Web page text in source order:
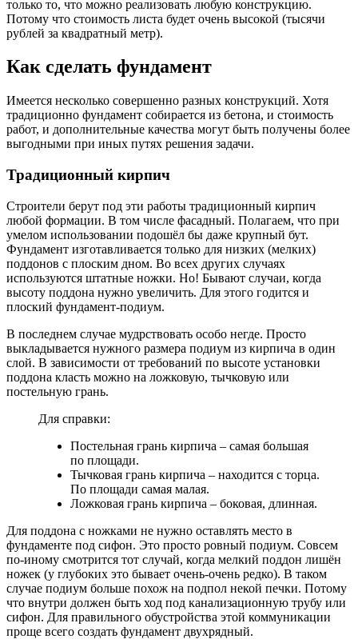
только то, что можно реализовать любую конструкцию.
Потому что стоимость листа будет очень высокой (тысячи
рублей за квадратный метр).
Как сделать фундамент
Имеется несколько совершенно разных конструкций. Хотя
традиционно фундамент собирается из бетона, и стоимость
работ, и дополнительные качества могут быть получены более
выгодными при иных путях решения задачи.
Традиционный кирпич
Строители берут под эти работы традиционный кирпич
любой формации. В том числе фасадный. Полагаем, что при
умелом использовании подошёл бы даже крупный бут.
Фундамент изготавливается только для низких (мелких)
поддонов с плоским дном. Во всех других случаях
используются штатные ножки. Но! Бывают случаи, когда
высоту поддона нужно увеличить. Для этого годится и
плоский фундамент-подиум.
В последнем случае мудрствовать особо негде. Просто
выкладывается нужного размера подиум из кирпича в один
слой. В зависимости от требований по высоте установки
поддона класть можно на ложковую, тычковую или
постельную грань.
Для справки:
Постельная грань кирпича – самая большая
по площади.
Тычковая грань кирпича – находится с торца.
По площади самая малая.
Ложковая грань кирпича – боковая, длинная.
Для поддона с ножками не нужно оставлять место в
фундаменте под сифон. Это просто ровный подиум. Совсем
по-иному смотрится тот случай, когда мелкий поддон лишён
ножек (у глубоких это бывает очень-очень редко). В таком
случае подиум больше похож на подпол некой печки. Потому
что внутри должен быть ход под канализационную трубу или
сифон. Для правильного обустройства этой коммуникации
проще всего создать фундамент двухрядный.